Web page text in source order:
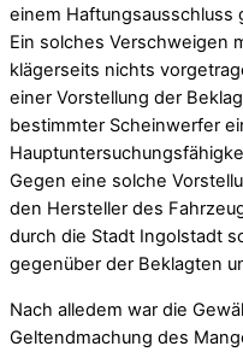
einem Haftungsausschluss
Ein solches Verschweigen
klägerseits nichts
einer Vorstellung der
bestimmter Scheinwerfer
Gegen eine solche
den Hersteller des
durch die Stadt Ingolstadt
gegenüber der Beklagten
Nach alledem war die
Geltendmachung des